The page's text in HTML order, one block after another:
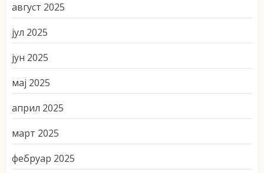
август 2025
јул 2025
јун 2025
мај 2025
април 2025
март 2025
фебруар 2025